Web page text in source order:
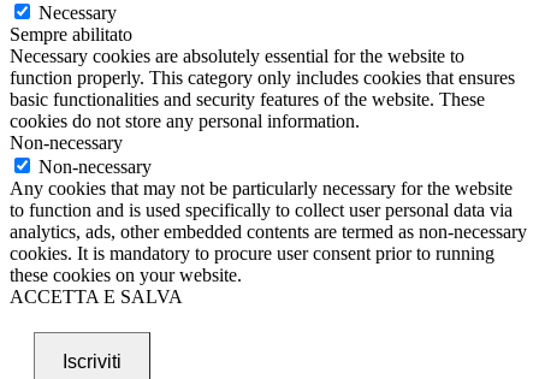
Necessary
Sempre abilitato
Necessary cookies are absolutely essential for the website to
function properly. This category only includes cookies that ensures
basic functionalities and security features of the website. These
cookies do not store any personal information.
Non-necessary
Non-necessary
Any cookies that may not be particularly necessary for the website
to function and is used specifically to collect user personal data via
analytics, ads, other embedded contents are termed as non-necessary
cookies. It is mandatory to procure user consent prior to running
these cookies on your website.
ACCETTA E SALVA
Iscriviti